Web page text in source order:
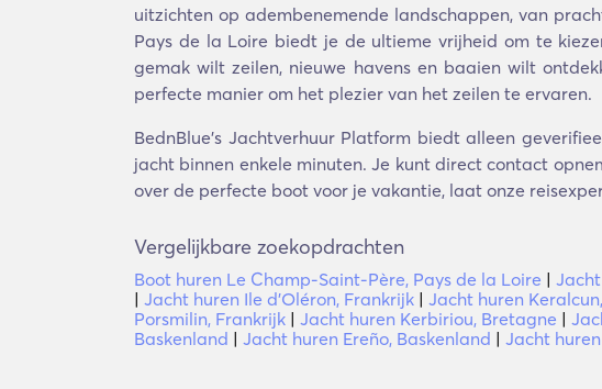
uitzichten op adembenemende landschappen, van
Pays de la Loire biedt je de ultieme vrijheid om te
gemak wilt zeilen, nieuwe havens en baaien wilt
perfecte manier om het plezier van het zeilen te ervaren.
BednBlue's Jachtverhuur Platform biedt alleen
jacht binnen enkele minuten. Je kunt direct contact
over de perfecte boot voor je vakantie, laat onze
Vergelijkbare zoekopdrachten
Boot huren Le Champ-Saint-Père, Pays de la Loire |
| Jacht huren Ile d'Oléron, Frankrijk | Jacht huren
Porsmilin, Frankrijk | Jacht huren Kerbiriou, Bretagne |
Baskenland | Jacht huren Ereño, Baskenland | Jacht